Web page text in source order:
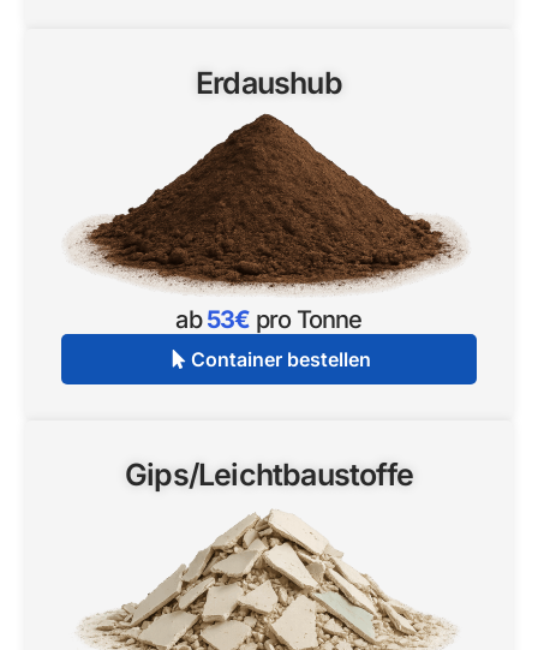
Erdaushub
ab53€ pro Tonne
Container bestellen
Gips/Leichtbaustoffe